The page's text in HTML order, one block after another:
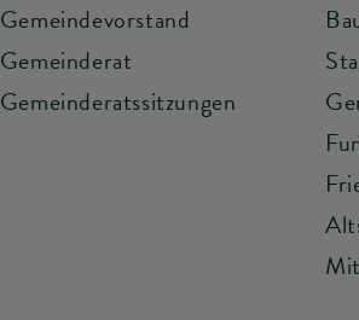
Gemeindevorstand
Gemeinderat
Gemeinderatssitzungen